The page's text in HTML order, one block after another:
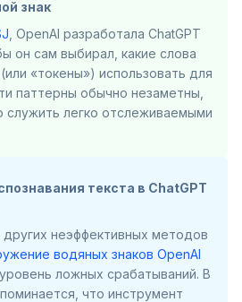
знак
, OpenAI разработала ChatGPT
он сам выбирал, какие слова
«токены») использовать для
паттерны обычно незаметны,
служить легко отслеживаемыми
текста в ChatGPT
неэффективных методов
водяных знаков OpenAI
ложных срабатываний. В
что инструмент